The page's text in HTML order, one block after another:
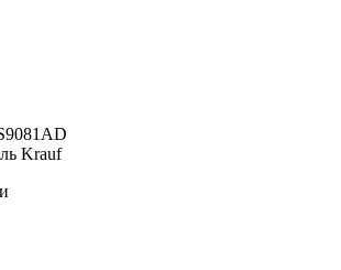
Krauf